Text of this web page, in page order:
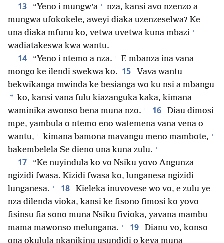
13 “Yeno i mungw’a + nza, kansi avo nzenzo a
mungwa ufokokele, aweyi diaka uzenzeselwa? Ke
una diaka mfunu ko, vetwa uvetwa kuna mbazi +
wadiatakeswa kwa wantu.
14 “Yeno i ntemo a nza. + E mbanza ina vana
mongo ke ilendi swekwa ko. 15
Vava wantu
bekwikanga mwinda ke besianga wo ku nsi a mbangu
* ko, kansi vana fulu kiazanguka kaka, kimana
waminika awonso bena muna nzo. + 16
Diau dimosi
mpe, yambula o ntemo eno watemena vana vena o
wantu, + kimana bamona mavangu meno mambote, +
bakembelela Se dieno una kuna zulu. +
17
“Ke nuyindula ko vo Nsiku yovo Angunza
ngizidi fwasa. Kizidi fwasa ko, lunganesa ngizidi
lunganesa. + 18
Kieleka inuvovese wo vo, e zulu ye
nza dilenda vioka, kansi ke fisono fimosi ko yovo
fisinsu fia sono muna Nsiku fivioka, yavana mambu
mama mawonso melungana. + 19
Dianu vo, konso